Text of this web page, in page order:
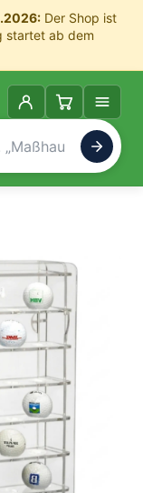
Der Shop ist
startet ab dem